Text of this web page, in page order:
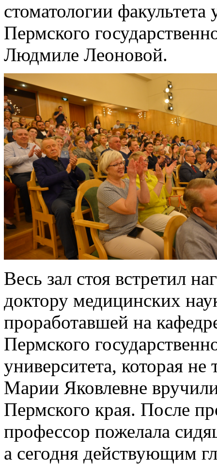
стоматологии
Пермского
Людмиле Леоновой.
Весь зал стоя встретил
доктору медицинских
проработавшей на
Пермского
университета, которая
Марии Яковлевне
Пермского края. После
профессор пожелала
а сегодня действующим